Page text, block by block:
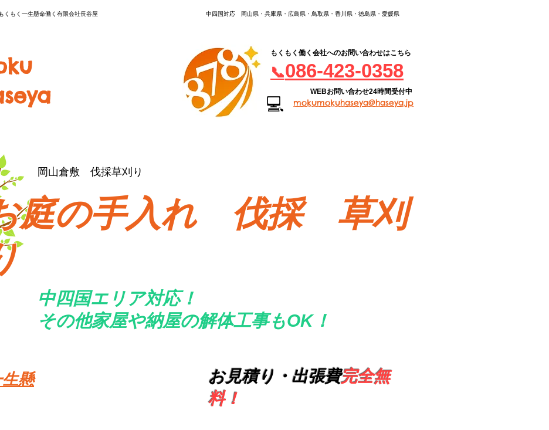
もく一生懸命働く有限会社長谷屋 中四国対応 岡山県・兵庫県・広島県・鳥取県・香川県・徳島県・愛媛県
もくもく働く会社へのお問い合わせはこちら
📞086-423-0358
💻
WEB​お問い合わせ24時間受付中
mokumokuhaseya@haseya.jp
庭の手入れ 伐採 草刈
岡山倉敷 伐採草刈り
中四国エリア対応！
​その他家屋や納屋の解体工事もOK！
懸
お見積り・出張費完全無
料！